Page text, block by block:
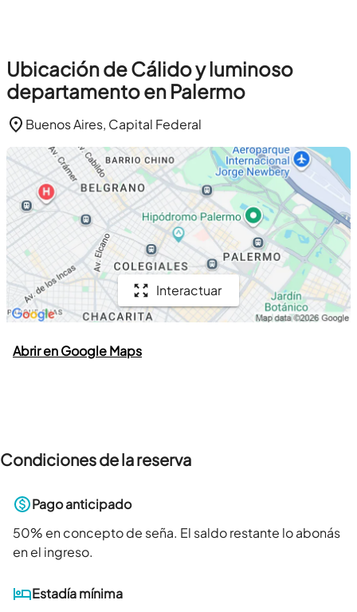
Ubicación de Cálido y luminoso
departamento en Palermo
Buenos Aires, Capital Federal
Interactuar
Abrir en Google Maps
Condiciones de la reserva
Pago anticipado
50% en concepto de seña. El saldo restante lo abonás
en el ingreso.
Estadía mínima